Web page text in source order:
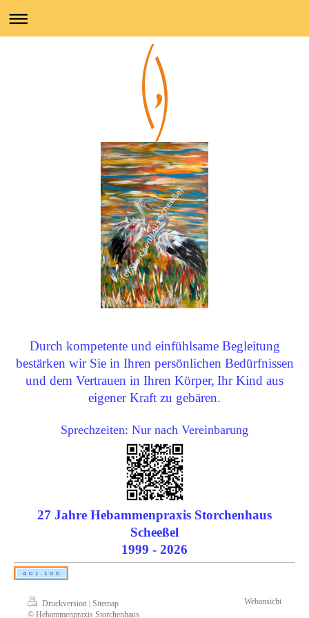
Durch kompetente und einfühlsame Begleitung
bestärken wir Sie in Ihren persönlichen Bedürfnissen
und dem Vertrauen in Ihren Körper, Ihr Kind aus
eigener Kraft zu gebären.
Sprechzeiten: Nur nach Vereinbarung
27 Jahre Hebammenpraxis Storchenhaus
Scheeßel
1999 - 2026
Druckversion
Sitemap
© Hebammenpraxis Storchenhaus
Webansicht